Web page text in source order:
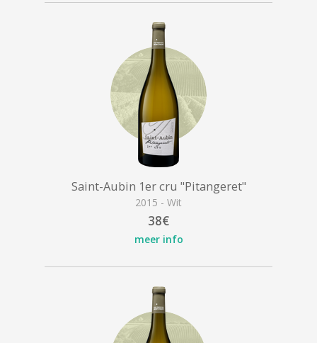
Saint-Aubin 1er cru "Pitangeret"
2015 - Wit
38€
meer info